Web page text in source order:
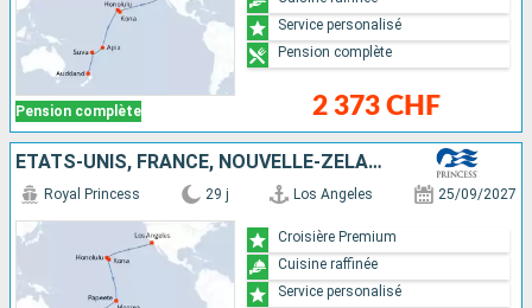
Pension complète 2 373 CHF
Service personalisé
Pension complète
ÉTATS-UNIS, FRANCE, NOUVELLE-ZÉLANDE, CHILI, AUSTRALIE
Royal Princess 29 j Los Angeles 25/09/2027
Croisière Premium
Cuisine raffinée
Service personalisé